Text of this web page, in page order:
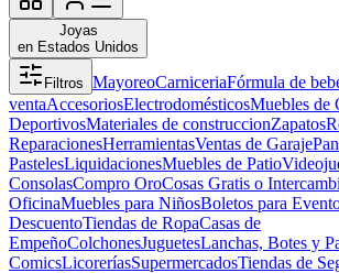
Joyas
en Estados Unidos
Filtros MayoreoCarniceriaFórmula de
ventaAccesoriosElectrodomésticosMuebles de
DeportivosMateriales de construccionZapatos
ReparacionesHerramientasVentas de Garaje
PastelesLiquidacionesMuebles de Patio
ConsolasCompro OroCosas Gratis o
OficinaMuebles para NiñosBoletos para
DescuentoTiendas de RopaCasas de
EmpeñoColchonesJuguetesLanchas, Botes y
ComicsLicoreríasSupermercadosTiendas de